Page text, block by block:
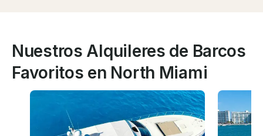
Nuestros Alquileres de Barcos
Favoritos en North Miami